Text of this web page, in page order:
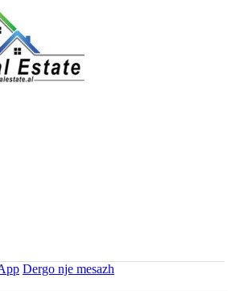
Dergo nje mesazh